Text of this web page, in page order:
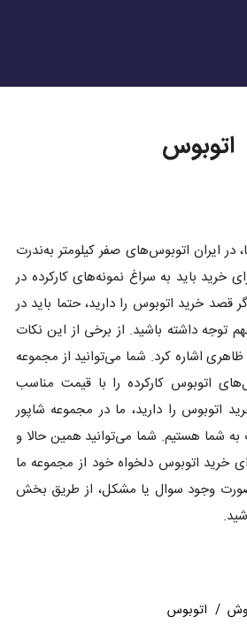
اتوبوس
در ایران اتوبوس‌های صفر کیلومتر به‌ندرت
خرید باید به سراغ نمونه‌های کارکرده در
خرید اتوبوس را دارید، حتما باید در
توجه داشته باشید. از برخی از این نکات
اشاره کرد. شما می‌توانید از مجموعه
ا‌تو‌بو‌س کارکرده را با قیمت مناسب
اتوبوس را دارید، ما در مجموعه شاپور
به شما هستیم. شما می‌توانید همین حالا و
خرید اتوبوس دلخواه خود از مجموعه ما
وجود سوال یا مشکل، از طریق بخش
/ اتوبوس